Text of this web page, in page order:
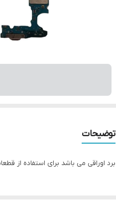
توضیحات
برد اوراقی می باشد برای استفاده از